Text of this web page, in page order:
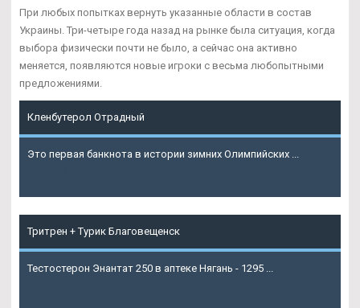
При любых попытках вернуть указанные области в состав
Украины. Три-четыре года назад на рынке была ситуация, когда
выбора физически почти не было, а сейчас она активно
меняется, появляются новые игроки с весьма любопытными
предложениями.
Кленбутерол Отрадный
Это первая банкнота в истории зимних Олимпийских ...
Тритрен + Турик Благовещенск
Тестостерон Энантат 250 в аптеке Нягань - 1295 ...